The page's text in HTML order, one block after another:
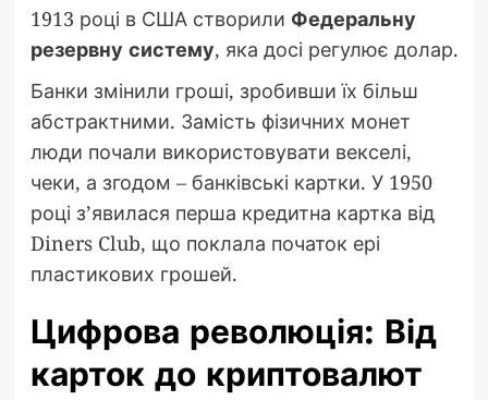
1913 році в США створили Федеральну
резервну систему, яка досі регулює долар.
Банки змінили гроші, зробивши їх більш
абстрактними. Замість фізичних монет
люди почали використовувати векселі,
чеки, а згодом – банківські картки. У 1950
році з’явилася перша кредитна картка від
Diners Club, що поклала початок ері
пластикових грошей.
Цифрова революція: Від
карток до криптовалют